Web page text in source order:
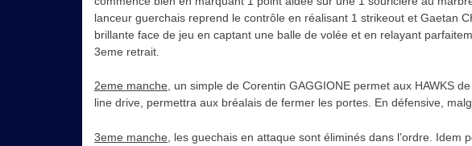
lanceur guerchais reprend le contrôle en réalisant 1 strikeout et Gaetan
brillante face de jeu en captant une balle de volée et en relayant
3eme retrait.
2eme manche, un simple de Corentin GAGGIONE permet aux HAWKS
line drive, permettra aux bréalais de fermer les portes. En défensive,
3eme manche , les guechais en attaque sont éliminés dans l’ordre.